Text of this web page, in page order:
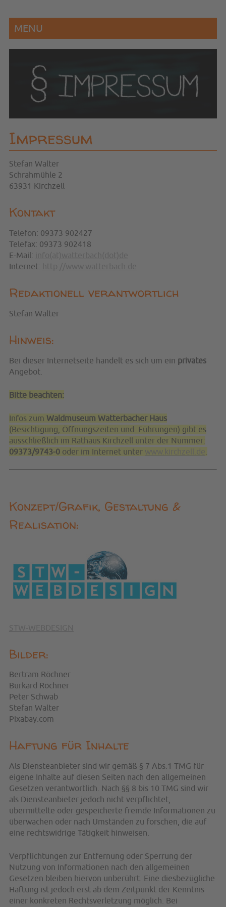
MENU
Impressum
Stefan Walter
Schrahmühle 2
63931 Kirchzell
Kontakt
Telefon: 09373 902427
Telefax: 09373 902418
E-Mail:
Internet:
Redaktionell verantwortlich
Stefan Walter
Hinweis:
Bei dieser Internetseite handelt es sich um ein privates
Angebot.
Bitte beachten:
Infos zum Waldmuseum Watterbacher Haus
(Besichtigung, Öffnungszeiten und Führungen) gibt es
ausschließlich im Rathaus Kirchzell unter der Nummer:
09373/9743-0oder im Internet unter
Konzept/Grafik, Gestaltung &
Realisation:
Bilder:
Bertram Röchner
Burkard Röchner
Peter Schwab
Stefan Walter
Pixabay.com
Haftung für Inhalte
Als Diensteanbieter sind wir gemäß § 7 Abs.1 TMG für
eigene Inhalte auf diesen Seiten nach den allgemeinen
Gesetzen verantwortlich. Nach §§ 8 bis 10 TMG sind wir
als Diensteanbieter jedoch nicht verpflichtet,
übermittelte oder gespeicherte fremde Informationen zu
überwachen oder nach Umständen zu forschen, die auf
eine rechtswidrige Tätigkeit hinweisen.
Verpflichtungen zur Entfernung oder Sperrung der
Nutzung von Informationen nach den allgemeinen
Gesetzen bleiben hiervon unberührt. Eine diesbezügliche
Haftung ist jedoch erst ab dem Zeitpunkt der Kenntnis
einer konkreten Rechtsverletzung möglich. Bei